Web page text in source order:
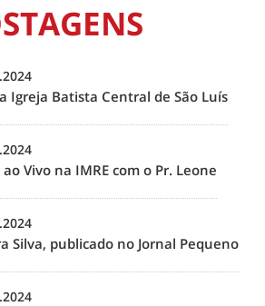
Igreja Batista Central de São Luís
Vivo na IMRE com o Pr. Leone
Silva, publicado no Jornal Pequeno